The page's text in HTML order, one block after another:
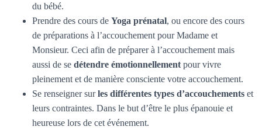
du bébé.
Prendre des cours de Yoga prénatal, ou encore des cours
de préparations à l’accouchement pour Madame et
Monsieur. Ceci afin de préparer à l’accouchement mais
aussi de se détendre émotionnellement pour vivre
pleinement et de manière consciente votre accouchement.
Se renseigner surles différentes types d’accouchements et
leurs contraintes. Dans le but d’être le plus épanouie et
heureuse lors de cet événement.